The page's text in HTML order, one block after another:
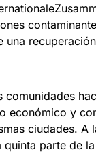
económico y
ciudades. A
parte de